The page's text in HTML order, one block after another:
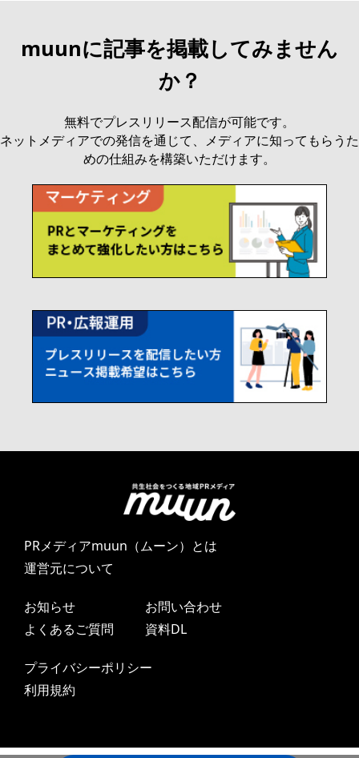
muunに記事を掲載してみません
か？
無料でプレスリリース配信が可能です。
ネットメディアでの発信を通じて、メディアに知ってもらうた
めの仕組みを構築いただけます。
PRメディアmuun（ムーン）とは
運営元について
お知らせ
よくあるご質問
お問い合わせ
資料DL
プライバシーポリシー
利用規約